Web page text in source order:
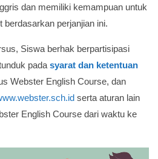
dan memiliki kemampuan untuk
perjanjian ini.
Siswa berhak berpartisipasi
pada syarat dan ketentuan
Webster English Course, dan
serta aturan lain
English Course dari waktu ke